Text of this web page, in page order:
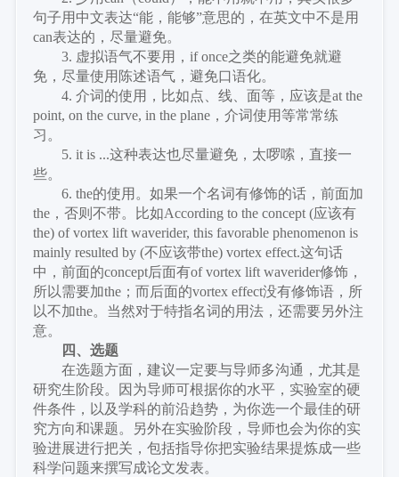
句子用中文表达“能，能够”意思的，在英文中不是用
can表达的，尽量避免。
3. 虚拟语气不要用，if once之类的能避免就避
免，尽量使用陈述语气，避免口语化。
4. 介词的使用，比如点、线、面等，应该是at the
point, on the curve, in the plane，介词使用等常常练
习。
5. it is ...这种表达也尽量避免，太啰嗦，直接一
些。
6. the的使用。如果一个名词有修饰的话，前面加
the，否则不带。比如According to the concept (应该有
the) of vortex lift waverider, this favorable phenomenon is
mainly resulted by (不应该带the) vortex effect.这句话
中，前面的concept后面有of vortex lift waverider修饰，
所以需要加the；而后面的vortex effect没有修饰语，所
以不加the。当然对于特指名词的用法，还需要另外注
意。
四、选题
在选题方面，建议一定要与导师多沟通，尤其是
研究生阶段。因为导师可根据你的水平，实验室的硬
件条件，以及学科的前沿趋势，为你选一个最佳的研
究方向和课题。另外在实验阶段，导师也会为你的实
验进展进行把关，包括指导你把实验结果提炼成一些
科学问题来撰写成论文发表。